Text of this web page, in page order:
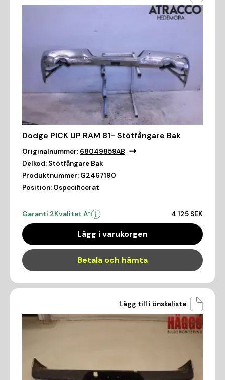
Dodge PICK UP RAM 81- Stötfångare Bak
Originalnummer: 68049859AB
Delkod: Stötfångare Bak
Produktnummer: G2467190
Position: Ospecificerat
Garanti 2Kvalitet A* 4 125 SEK
Lägg i varukorgen
Betala och hämta
Lägg till i önskelista